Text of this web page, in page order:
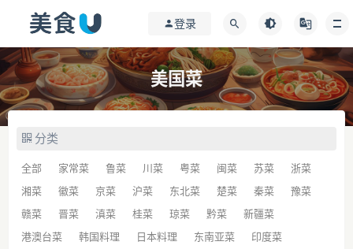
登录
美国菜
分类
全部 家常菜 鲁菜 川菜 粤菜 闽菜 苏菜
浙菜
湘菜
徽菜 京菜 沪菜 东北菜 楚菜 秦菜
豫菜
赣菜
晋菜 滇菜 桂菜 琼菜 黔菜
新疆菜
港澳台菜
韩国料理 日本料理 东南亚菜
印度菜